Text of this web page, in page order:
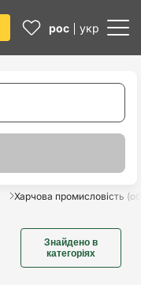
рос укр
Харчова промисловість
Знайдено в
категоріях